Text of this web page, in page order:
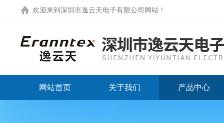
欢迎来到 深圳市逸云天电子有限公司网站 ！
网站首页 关于我们 产品中心